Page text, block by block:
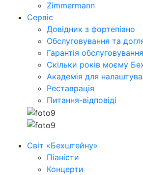
Zimmermann
Сервіс
Довідник з фортепіано
Обслуговування та
Гарантія обслуговування
Скільки років моєму
Академія для
Реставрація
Питання-відповіді
Світ «Бехштейну»
Піаністи
Концерти